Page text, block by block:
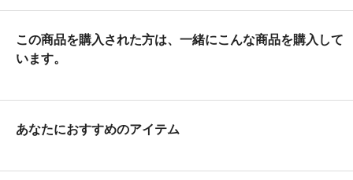
この商品を購入された方は、一緒にこんな商品を購入して
います。
あなたにおすすめのアイテム